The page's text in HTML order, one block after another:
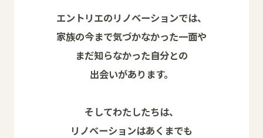
エントリエのリノベーションでは、
家族の今まで気づかなかった一面や
まだ知らなかった自分との
出会いがあります。
そしてわたしたちは、
リノベーションはあくまでも